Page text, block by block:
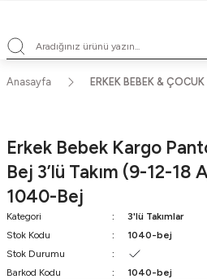
Satışlarımız Toptandır !. Minumum 20
Satışlarımız Toptandır !. Minumum 20
İçin Üye
İçin Üye
Anasayfa ERKEK BEBEK & ÇOCUK
Erkek Bebek Kargo
Bej 3’lü Takım (9-12-18
1040-Bej
Kategori
3'lü Takımlar
Stok Kodu
1040-bej
Stok Durumu
Barkod Kodu
1040-bej